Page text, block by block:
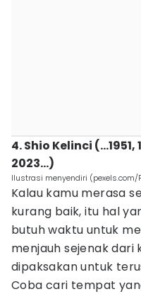
4. Shio Kelinci (…1951,
2023…)
Ilustrasi menyendiri (pexels.com/
Kalau kamu merasa
kurang baik, itu hal
butuh waktu untuk
menjauh sejenak dari
dipaksakan untuk
Coba cari tempat